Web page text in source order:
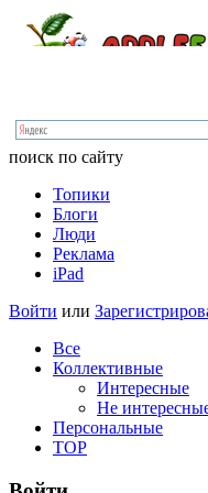
поиск по сайту
Топики
Блоги
Люди
Реклама
iPad
Войти или
Все
Коллективные
Интересные
Не
Персональные
TOP